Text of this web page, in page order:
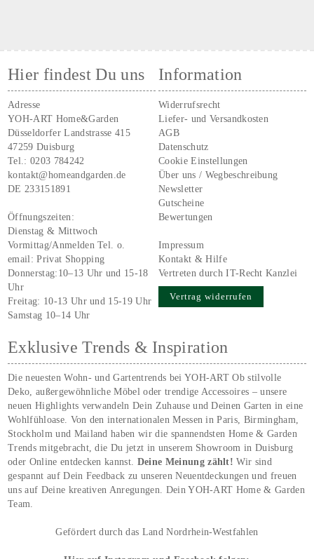
Hier findest Du uns
Adresse
YOH-ART Home&Garden
Düsseldorfer Landstrasse 415
47259 Duisburg
Tel.:0203 784242
kontakt@homeandgarden.de
DE 233151891
Öffnungszeiten:
Dienstag & Mittwoch
Vormittag/Anmelden Tel. o.
email:Privat Shopping
Donnerstag:10–13 Uhr und 15-18
Uhr
Freitag: 10-13 Uhr und 15-19 Uhr
Samstag 10–14 Uhr
Information
Widerrufsrecht
Liefer- und Versandkosten
AGB
Datenschutz
Cookie Einstellungen
Über uns / Wegbeschreibung
Newsletter
Gutscheine
Bewertungen
Impressum
Kontakt & Hilfe
Vertreten durch IT-Recht Kanzlei
Vertrag widerrufen
Exklusive Trends & Inspiration
Die neuesten Wohn- und Gartentrends bei YOH‑ART Ob stilvolle
Deko, außergewöhnliche Möbel oder trendige Accessoires – unsere
neuen Highlights verwandeln Dein Zuhause und Deinen Garten in eine
Wohlfühloase. Von den internationalen Messen in Paris, Birmingham,
Stockholm und Mailand haben wir die spannendsten Home & Garden
Trends mitgebracht, die Du jetzt in unserem Showroom in Duisburg
oder Online entdecken kannst. Deine Meinung zählt!Wir sind
gespannt auf Dein Feedback zu unseren Neuentdeckungen und freuen
uns auf Deine kreativen Anregungen. Dein YOH‑ART Home & Garden
Team.
Gefördert durch das Land Nordrhein-Westfahlen